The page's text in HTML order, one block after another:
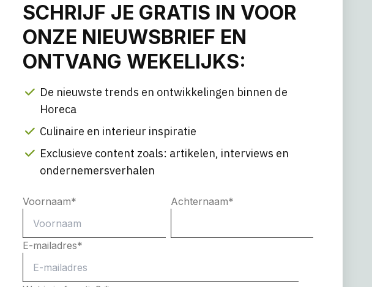
SCHRIJF JE GRATIS IN VOOR
ONZE NIEUWSBRIEF EN
ONTVANG WEKELIJKS:
De nieuwste trends en ontwikkelingen binnen de
Horeca
Culinaire en interieur inspiratie
Exclusieve content zoals: artikelen, interviews en
ondernemersverhalen
Voornaam* Achternaam*
E-mailadres*